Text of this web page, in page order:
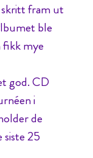
fram ut
ble
mye
god. CD
i
de
siste 25